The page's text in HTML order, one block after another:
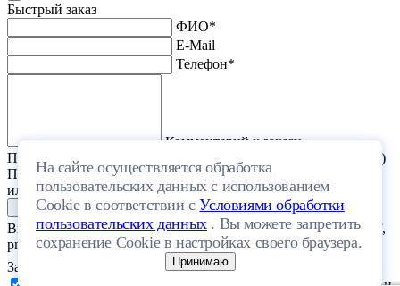
На сайте осуществляется обработка
пользовательских данных с использованием
Cookie в соответствии сУсловиями обработки
пользовательских данных. Вы можете запретить
сохранение Cookie в настройках своего браузера.
Принимаю
Быстрый заказ
ФИО*
E-Mail
Телефон*
Комментарий к заказу
Прикрепить файл (проект дома или список стройматериалов)
Перетащите один или несколько файлов в эту область
или выберите файл на компьютере
Выберите файл с расширением (doc, docx, xls, xlsx, txt, rtf, pdf,
png, jpeg, jpg, gif) и размером, не превышающим 20 МБ.
Загрузить файлы